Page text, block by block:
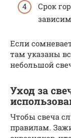
Срок
Если
там указаны
небольшой
Уход за
Чтобы свеча
правилам.